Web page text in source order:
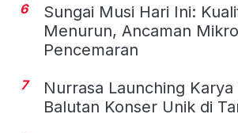
6
Sungai Musi Hari Ini:
Menurun, Ancaman
Pencemaran
7
Nurrasa Launching
Balutan Konser Unik di